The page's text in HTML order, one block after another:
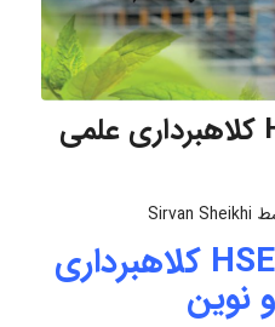
کارشناسی ارشد HSE کلاهبرداری علمی
Sirvan Sheikhi
کارشناسی ارشد HSE کلاهبرداری
نوین